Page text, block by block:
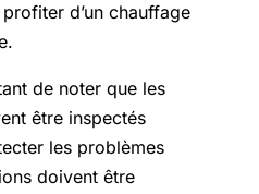
d’un chauffage
de noter que les
être inspectés
les problèmes
doivent être